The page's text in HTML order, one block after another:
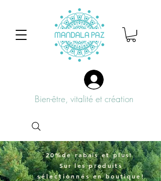
Bien-être, vitalité et création
20%de rabais et plus!
Surles produits
sélectionnésen boutique!